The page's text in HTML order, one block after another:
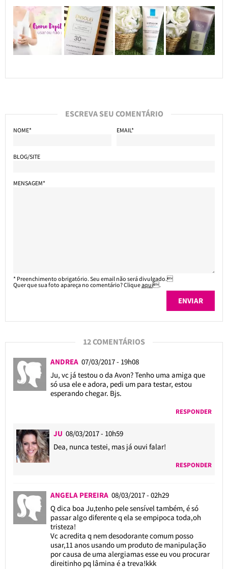
ESCREVA SEU COMENTÁRIO
NOME* EMAIL*
BLOG/SITE
MENSAGEM*
* Preenchimento obrigatório. Seu email não será divulgado.
Quer que sua foto apareça no comentário? Cliqueaqui.
12 COMENTÁRIOS
ANDREA 07/03/2017 - 19h08
Ju, vc já testou o da Avon? Tenho uma amiga que
só usa ele e adora, pedi um para testar, estou
esperando chegar. Bjs.
RESPONDER
JU 08/03/2017 - 10h59
Dea, nunca testei, mas já ouvi falar!
RESPONDER
ANGELA PEREIRA 08/03/2017 - 02h29
Q dica boa Ju,tenho pele sensível também, é só
passar algo diferente q ela se empipoca toda,oh
tristeza!
Vc acredita q nem desodorante comum posso
usar,11 anos usando um produto de manipulação
por causa de uma alergiamas esse eu vou procurar
direitinho pq lâmina é a treva!kkk